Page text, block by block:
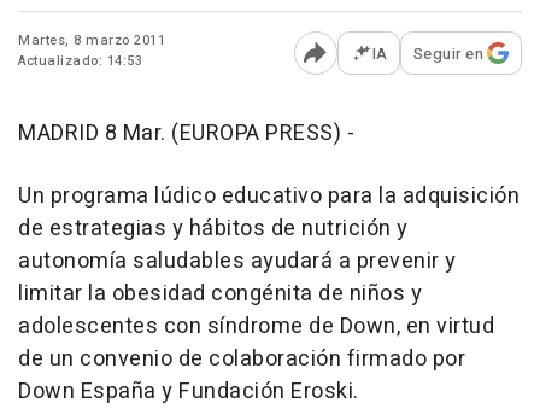
Martes, 8 marzo 2011
Actualizado: 14:53
Abrir opciones para
IA Seguir en
MADRID 8 Mar. (EUROPA PRESS) -
Un programa lúdico educativo para la adquisición
de estrategias y hábitos de nutrición y
autonomía saludables ayudará a prevenir y
limitar la obesidad congénita de niños y
adolescentes con síndrome de Down, en virtud
de un convenio de colaboración firmado por
Down España y Fundación Eroski.